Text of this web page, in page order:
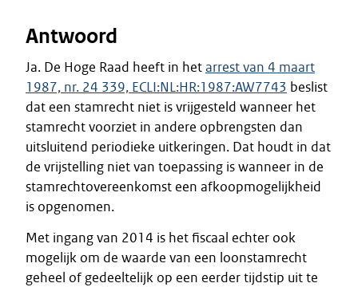
Antwoord
Ja. De Hoge Raad heeft in hetarrest van 4 maart
1987, nr. 24 339, ECLI:NL:HR:1987:AW7743 beslist
dat een stamrecht niet is vrijgesteld wanneer het
stamrecht voorziet in andere opbrengsten dan
uitsluitend periodieke uitkeringen. Dat houdt in dat
de vrijstelling niet van toepassing is wanneer in de
stamrechtovereenkomst een afkoopmogelijkheid
is opgenomen.
Met ingang van 2014 is het fiscaal echter ook
mogelijk om de waarde van een loonstamrecht
geheel of gedeeltelijk op een eerder tijdstip uit te